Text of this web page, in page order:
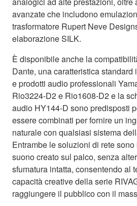
avanzate che includono
trasformatore Rupert Neve
elaborazione SILK.
È disponibile anche la
Dante, una caratteristica
e prodotti audio professionali
Rio3224-D2 e Rio1608-D2 e la
audio HY144-D sono predisposti
essere combinati per fornire un
naturale con qualsiasi sistema
Entrambe le soluzioni di rete
suono creato sul palco, senza
sfumatura intatta, consentendo al
capacità creative della serie
raggiungere il pubblico con il